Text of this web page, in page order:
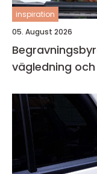
inspiration
05. August 2026
vägledning